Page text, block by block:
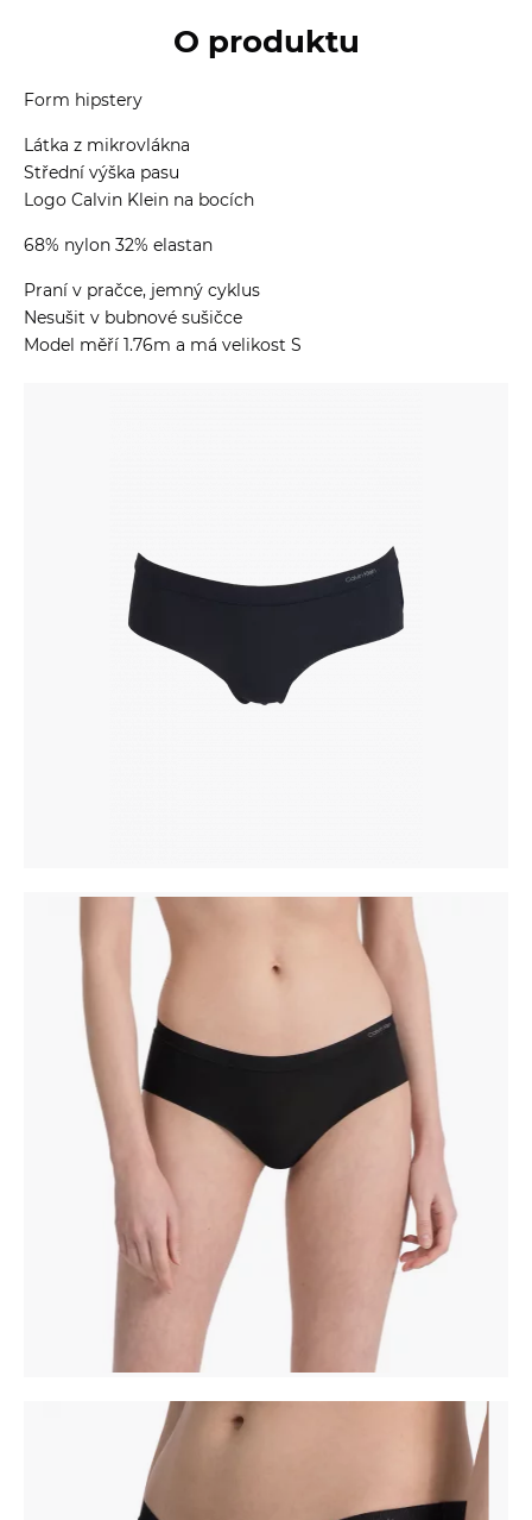
O produktu
Form hipstery
Látka z mikrovlákna
Střední výška pasu
Logo Calvin Klein na bocích
68% nylon 32% elastan
Praní v pračce, jemný cyklus
Nesušit v bubnové sušičce
Model měří 1.76m a má velikost S